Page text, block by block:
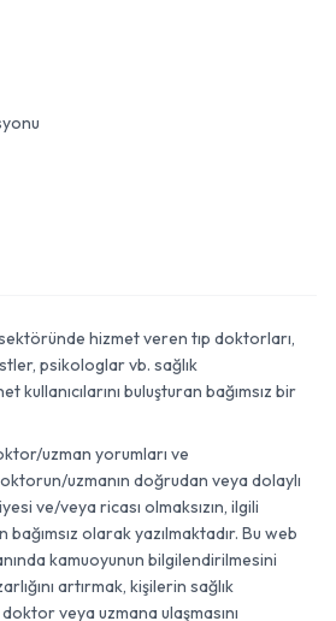
hizmet veren tıp doktorları,
psikologlar vb. sağlık
buluşturan bağımsız bir
uzman yorumları ve
uzmanın doğrudan veya dolaylı
ve/veya ricası olmaksızın, ilgili
olarak yazılmaktadır. Bu web
kamuoyunun bilgilendirilmesini
artırmak, kişilerin sağlık
veya uzmana ulaşmasını